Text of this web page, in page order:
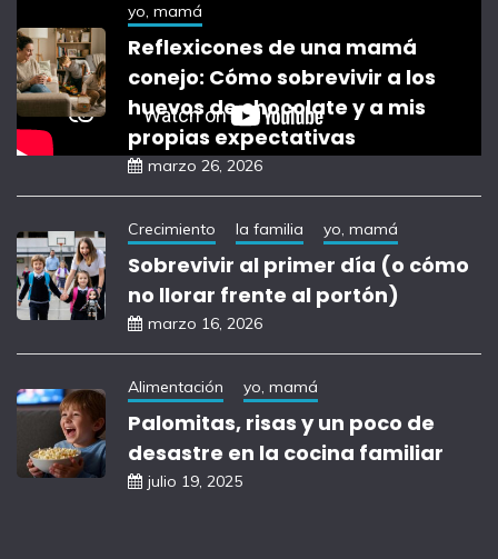
yo, mamá
Reflexicones de una mamá
conejo: Cómo sobrevivir a los
huevos de chocolate y a mis
propias expectativas
marzo 26, 2026
Crecimiento la familia yo, mamá
Sobrevivir al primer día (o cómo
no llorar frente al portón)
marzo 16, 2026
Alimentación yo, mamá
Palomitas, risas y un poco de
desastre en la cocina familiar
julio 19, 2025